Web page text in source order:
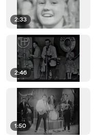
2:33
2:46
1:50